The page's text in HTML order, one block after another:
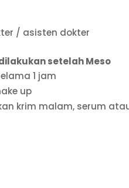
/ asisten dokter
setelah Meso
1 jam
up
krim malam, serum